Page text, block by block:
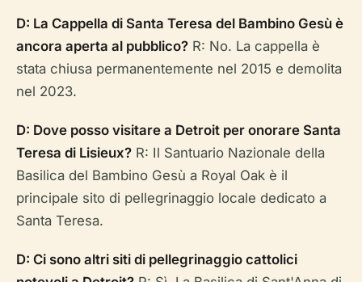
D: La Cappella di Santa Teresa del Bambino Gesù è
ancora aperta al pubblico? R: No. La cappella è
stata chiusa permanentemente nel 2015 e demolita
nel 2023.
D: Dove posso visitare a Detroit per onorare Santa
Teresa di Lisieux? R: Il Santuario Nazionale della
Basilica del Bambino Gesù a Royal Oak è il
principale sito di pellegrinaggio locale dedicato a
Santa Teresa.
D: Ci sono altri siti di pellegrinaggio cattolici